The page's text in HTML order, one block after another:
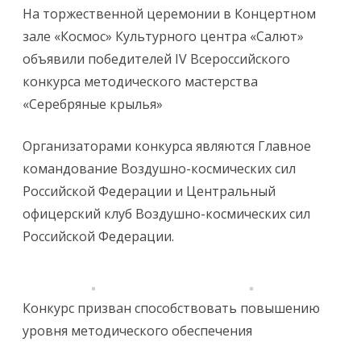
На торжественной церемонии в Концертном
зале «Космос» Культурного центра «Салют»
объявили победителей IV Всероссийского
конкурса методического мастерства
«Серебряные крылья»
Организаторами конкурса являются Главное
командование Воздушно-космических сил
Российской Федерации и Центральный
офицерский клуб Воздушно-космических сил
Российской Федерации.
Конкурс призван способствовать повышению
уровня методического обеспечения